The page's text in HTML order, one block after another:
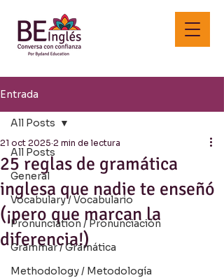
Entrada
All Posts
General
Vocabulary / Vocabulario
Pronunciation / Pronunciación
Grammar / Gramática
Methodology / Metodología
All Posts
25 reglas de gramática
inglesa que nadie te enseñó
(¡pero que marcan la
diferencia!)
21 oct 2025 2 min de lectura